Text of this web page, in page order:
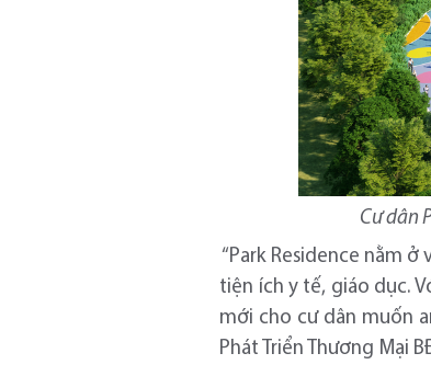
Cư dân
“Park Residence nằm
tiện ích y tế, giáo dục.
mới cho cư dân muốn
Phát Triển Thương Mại